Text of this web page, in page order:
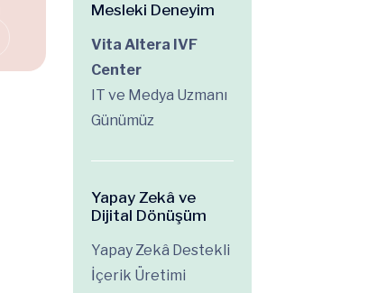
Mesleki Deneyim
Vita Altera IVF
Center
IT ve Medya Uzmanı
Günümüz
Yapay Zekâ ve
Dijital Dönüşüm
Yapay Zekâ Destekli
İçerik Üretimi